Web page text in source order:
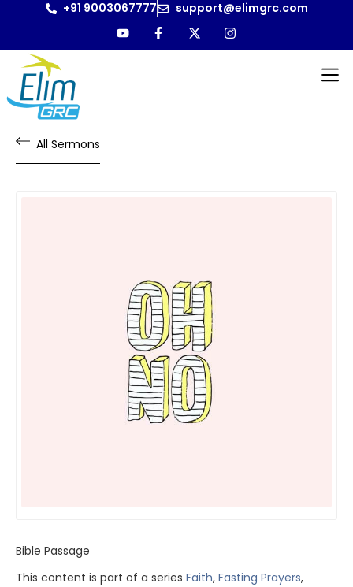
+91 9003067777 support@elimgrc.com
All Sermons
Bible Passage
This content is part of a series Faith, Fasting Prayers,